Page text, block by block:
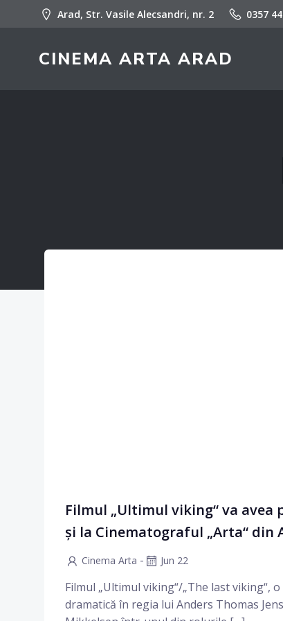
Arad, Str. Vasile Alecsandri, nr. 2 0357
CINEMA ARTA ARAD
Filmul „Ultimul viking“ va avea
și la Cinematograful „Arta“ din
Cinema Arta - Jun 22
Filmul „Ultimul viking“/„The last viking“, o
dramatică în regia lui Anders Thomas